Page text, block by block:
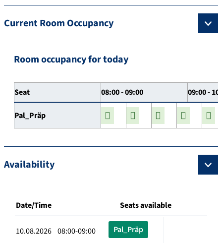
Current Room Occupancy
Room occupancy for today
Seat 08:00 - 09:00 09:00 -
Pal_Präp
Availability
Date/Time Seats available
10.08.2026 08:00-09:00 Pal_Präp